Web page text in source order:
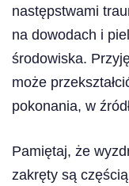
następstwami
na dowodach i
środowiska.
może
pokonania, w
Pamiętaj, że
zakręty są